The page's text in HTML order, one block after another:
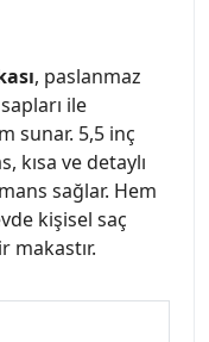
, paslanmaz
ile
sunar. 5,5 inç
kısa ve detaylı
sağlar. Hem
kişisel saç
makastır.